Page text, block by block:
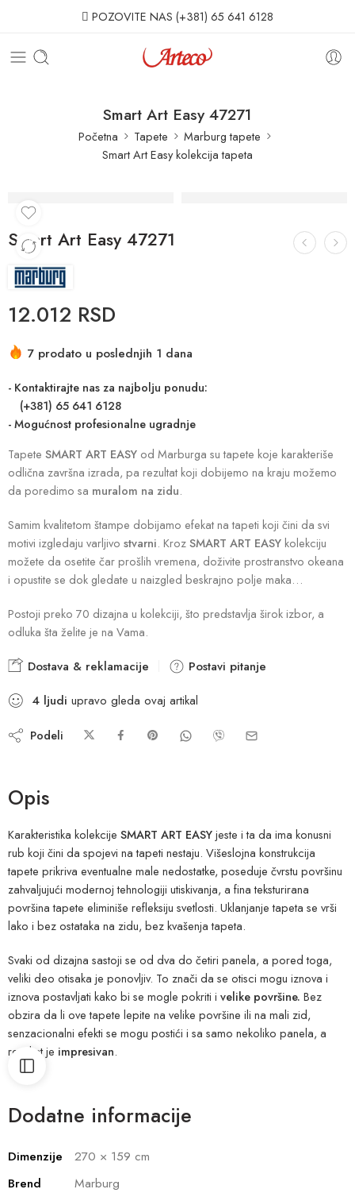
POZOVITE NAS (+381) 65 641 6128
Smart Art Easy 47271
Početna Tapete
Marburg tapete
Smart Art Easy kolekcija tapeta
Smart Art Easy 47271
12.012 RSD
7 prodato u poslednjih 1 dana
- Kontaktirajte nas za najbolju ponudu:
(+381) 65 641 6128
- Mogućnost profesionalne ugradnje
Tapete SMART ART EASY od Marburga su tapete koje karakteriše
odlična završna izrada, pa rezultat koji dobijemo na kraju možemo
da poredimo sa muralom na zidu.
Samim kvalitetom štampe dobijamo efekat na tapeti koji čini da svi
motivi izgledaju varljivo stvarni. KrozSMART ART EASY kolekciju
možete da osetite čar prošlih vremena, doživite prostranstvo okeana
i opustite se dok gledate u naizgled beskrajno polje maka…
Postoji preko 70 dizajna u kolekciji, što predstavlja širok izbor, a
odluka šta želite je na Vama.
Dostava & reklamacije
Postavi pitanje
4 ljudi upravo gleda ovaj artikal
Podeli
Opis
Karakteristika kolekcije SMART ART EASYjeste i ta da ima konusni
rub koji čini da spojevi na tapeti nestaju. Višeslojna konstrukcija
tapete prikriva eventualne male nedostatke, poseduje čvrstu površinu
zahvaljujući modernoj tehnologiji utiskivanja, a fina teksturirana
površina tapete eliminiše refleksiju svetlosti. Uklanjanje tapeta se vrši
lako i bez ostataka na zidu, bez kvašenja tapeta.
Svaki od dizajna sastoji se od dva do četiri panela, a pored toga,
veliki deo otisaka je ponovljiv. To znači da se otisci mogu iznova i
iznova postavljati kako bi se mogle pokriti i velike površine. Bez
obzira da li ove tapete lepite na velike površine ili na mali zid,
senzacionalni efekti se mogu postići i sa samo nekoliko panela, a
rezultat je impresivan.
Dodatne informacije
Dimenzije
270 × 159 cm
Brend
Marburg